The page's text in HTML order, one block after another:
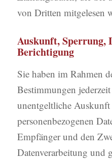
von Dritten mitgelesen
Auskunft, Sperrung,
Berichtigung
Sie haben im Rahmen
Bestimmungen
unentgeltliche Auskunft
personenbezogenen
Empfänger und den
Datenverarbeitung und